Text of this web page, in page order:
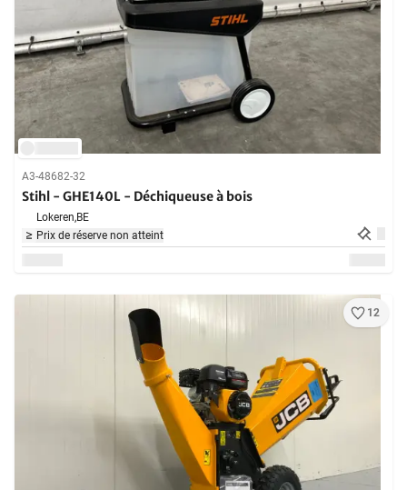
A3-48682-32
Stihl - GHE140L - Déchiqueuse à bois
Lokeren,BE
Prix de réserve non atteint
12